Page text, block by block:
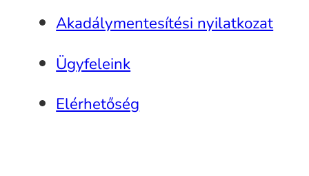
Akadálymentesítési nyilatkozat
Ügyfeleink
Elérhetőség